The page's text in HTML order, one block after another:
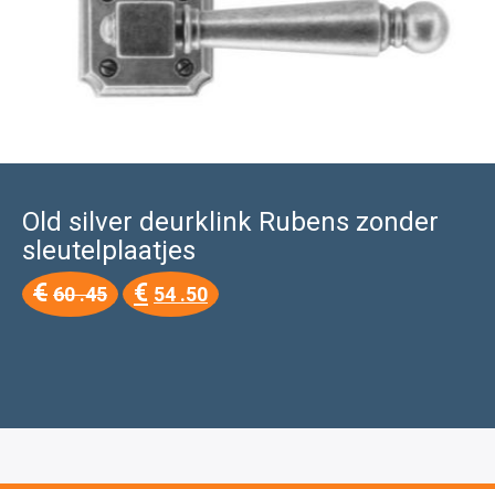
Old silver deurklink Rubens zonder
sleutelplaatjes
€ 60 .45
Oorspronkelijke
prijs
€ 54 .50 Huidige